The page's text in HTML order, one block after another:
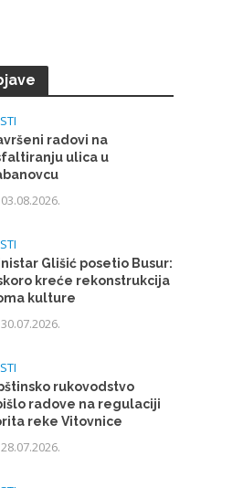
radovi na
ulica u
03.08.2026.
Glišić posetio Busur:
kreće rekonstrukcija
kulture
30.07.2026.
rukovodstvo
radove na regulaciji
reke Vitovnice
28.07.2026.